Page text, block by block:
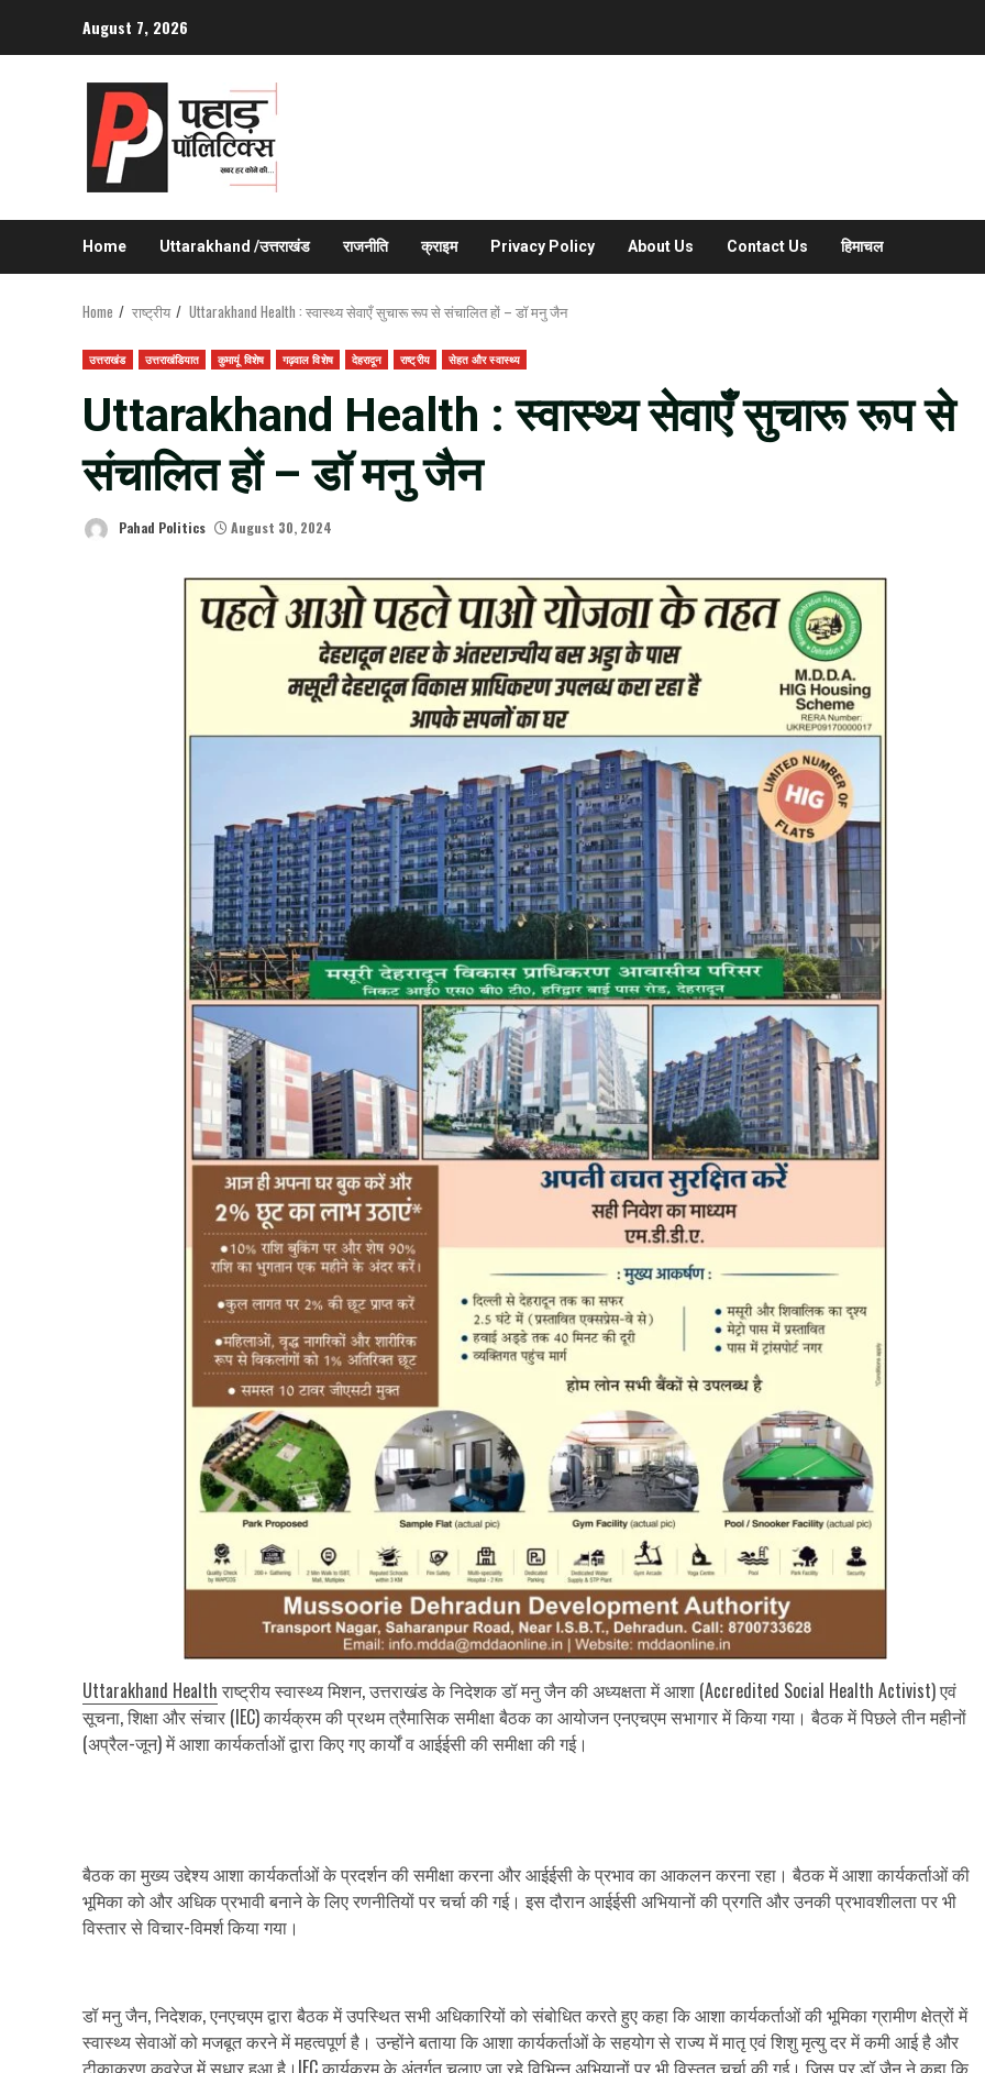
August 7, 2026
Home Uttarakhand /उत्तराखंड राजनीति क्राइम Privacy Policy About Us Contact Us हिमाचल
Home राष्ट्रीय Uttarakhand Health : स्वास्थ्य सेवाएँ सुचारू रूप से संचालित हों – डॉ मनु जैन
उत्तराखंड उत्तराखंडियात कुमायूं विशेष गढ़वाल विशेष देहरादून राष्ट्रीय सेहत और स्वास्थ्य
Uttarakhand Health : स्वास्थ्य सेवाएँ सुचारू रूप से
संचालित हों – डॉ मनु जैन
Pahad Politics August 30, 2024
Uttarakhand Health राष्ट्रीय स्वास्थ्य मिशन, उत्तराखंड के निदेशक डॉ मनु जैन की अध्यक्षता में आशा (Accredited Social Health Activist) एवं
सूचना, शिक्षा और संचार (IEC) कार्यक्रम की प्रथम त्रैमासिक समीक्षा बैठक का आयोजन एनएचएम सभागार में किया गया। बैठक में पिछले तीन महीनों
(अप्रैल-जून) में आशा कार्यकर्ताओं द्वारा किए गए कार्यों व आईईसी की समीक्षा की गई।
बैठक का मुख्य उद्देश्य आशा कार्यकर्ताओं के प्रदर्शन की समीक्षा करना और आईईसी के प्रभाव का आकलन करना रहा। बैठक में आशा कार्यकर्ताओं की
भूमिका को और अधिक प्रभावी बनाने के लिए रणनीतियों पर चर्चा की गई। इस दौरान आईईसी अभियानों की प्रगति और उनकी प्रभावशीलता पर भी
विस्तार से विचार-विमर्श किया गया।
डॉ मनु जैन, निदेशक, एनएचएम द्वारा बैठक में उपस्थित सभी अधिकारियों को संबोधित करते हुए कहा कि आशा कार्यकर्ताओं की भूमिका ग्रामीण क्षेत्रों में
स्वास्थ्य सेवाओं को मजबूत करने में महत्वपूर्ण है। उन्होंने बताया कि आशा कार्यकर्ताओं के सहयोग से राज्य में मातृ एवं शिशु मृत्यु दर में कमी आई है और
टीकाकरण कवरेज में सुधार हुआ है।IEC कार्यक्रम के अंतर्गत चलाए जा रहे विभिन्न अभियानों पर भी विस्तृत चर्चा की गई। जिस पर डॉ जैन ने कहा कि